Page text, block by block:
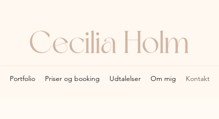
Portfolio Priser og booking Udtalelser Om mig Kontakt